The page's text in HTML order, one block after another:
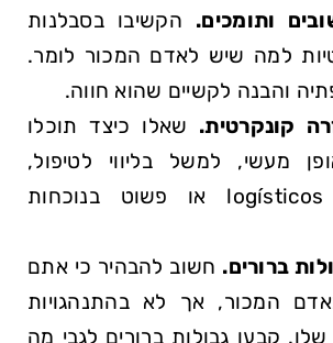
ותומכים. הקשיבו בסבלנות
למה שיש לאדם המכור לומר.
והבנה לקשיים שהוא חווה.
קונקרטית. שאלו כיצד תוכלו
מעשי, למשל בליווי לטיפול,
בסידורים logísticos או פשוט בנוכחות
ברורים. חשוב להבהיר כי אתם
המכור, אך לא בהתנהגויות
קבעו גבולות ברורים לגבי מה